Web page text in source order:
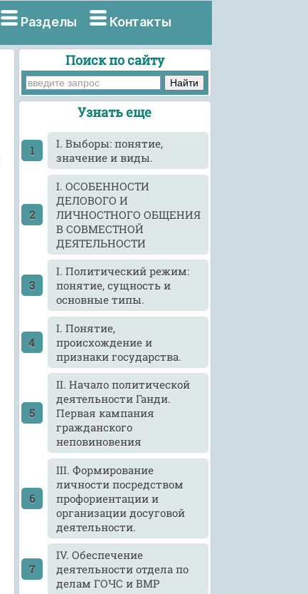
Разделы Контакты
Поиск по сайту
Узнать еще
I. Выборы: понятие,
значение и виды.
I. ОСОБЕННОСТИ
ДЕЛОВОГО И
ЛИЧНОСТНОГО ОБЩЕНИЯ
В СОВМЕСТНОЙ
ДЕЯТЕЛЬНОСТИ
I. Политический режим:
понятие, сущность и
основные типы.
I. Понятие,
происхождение и
признаки государства.
II. Начало политической
деятельности Ганди.
Первая кампания
гражданского
неповиновения
III. Формирование
личности посредством
профориентации и
организации досуговой
деятельности.
IV. Обеспечение
деятельности отдела по
делам ГОЧС и ВМР